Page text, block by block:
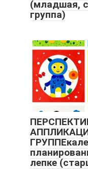
(младшая,
группа)
лепке